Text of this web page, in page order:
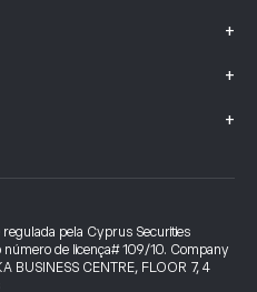
+
+
+
regulada pela Cyprus Securities
número de licença# 109/10. Company
BUSINESS CENTRE, FLOOR 7, 4